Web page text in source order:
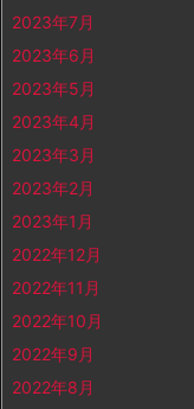
2023年7月
2023年6月
2023年5月
2023年4月
2023年3月
2023年2月
2023年1月
2022年12月
2022年11月
2022年10月
2022年9月
2022年8月